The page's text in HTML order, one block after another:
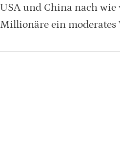
USA und China nach
Millionäre ein moderates